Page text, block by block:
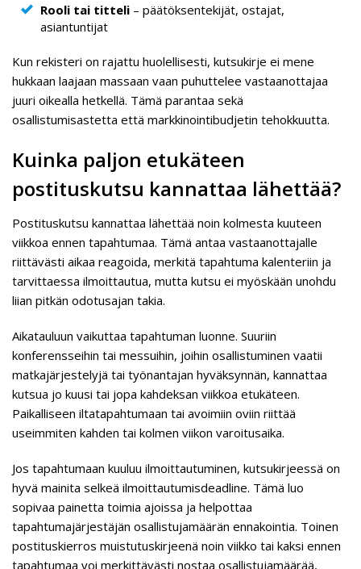
Rooli tai titteli– päätöksentekijät, ostajat,
asiantuntijat
Kun rekisteri on rajattu huolellisesti, kutsukirje ei mene
hukkaan laajaan massaan vaan puhuttelee vastaanottajaa
juuri oikealla hetkellä. Tämä parantaa sekä
osallistumisastetta että markkinointibudjetin tehokkuutta.
Kuinka paljon etukäteen
postituskutsu kannattaa lähettää?
Postituskutsu kannattaa lähettää noin kolmesta kuuteen
viikkoa ennen tapahtumaa. Tämä antaa vastaanottajalle
riittävästi aikaa reagoida, merkitä tapahtuma kalenteriin ja
tarvittaessa ilmoittautua, mutta kutsu ei myöskään unohdu
liian pitkän odotusajan takia.
Aikatauluun vaikuttaa tapahtuman luonne. Suuriin
konferensseihin tai messuihin, joihin osallistuminen vaatii
matkajärjestelyjä tai työnantajan hyväksynnän, kannattaa
kutsua jo kuusi tai jopa kahdeksan viikkoa etukäteen.
Paikalliseen iltatapahtumaan tai avoimiin oviin riittää
useimmiten kahden tai kolmen viikon varoitusaika.
Jos tapahtumaan kuuluu ilmoittautuminen, kutsukirjeessä on
hyvä mainita selkeä ilmoittautumisdeadline. Tämä luo
sopivaa painetta toimia ajoissa ja helpottaa
tapahtumajärjestäjän osallistujamäärän ennakointia. Toinen
postituskierros muistutuskirjeenä noin viikko tai kaksi ennen
tapahtumaa voi merkittävästi nostaa osallistujamäärää,